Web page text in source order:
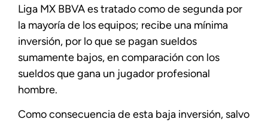
Liga MX BBVA es tratado como de segunda por
la mayoría de los equipos; recibe una mínima
inversión, por lo que se pagan sueldos
sumamente bajos, en comparación con los
sueldos que gana un jugador profesional
hombre.
Como consecuencia de esta baja inversión, salvo